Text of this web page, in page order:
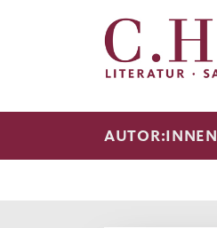
AUTOR:INNEN